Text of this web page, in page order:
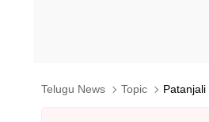
Telugu News Topic Patanjali